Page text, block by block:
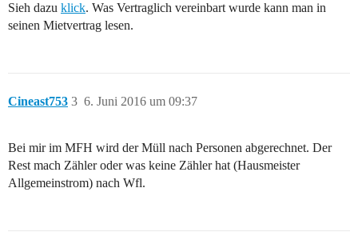
Sieh dazu klick. Was Vertraglich vereinbart wurde kann man in
seinen Mietvertrag lesen.
Cineast753 6. Juni 2016 um 09:37
3
Bei mir im MFH wird der Müll nach Personen abgerechnet. Der
Rest mach Zähler oder was keine Zähler hat (Hausmeister
Allgemeinstrom) nach Wfl.